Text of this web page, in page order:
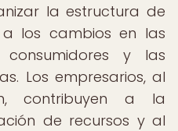
la estructura de
los cambios en las
y las
Los empresarios, al
contribuyen a la
de recursos y al